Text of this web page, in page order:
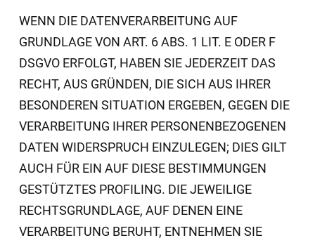
WENN DIE DATENVERARBEITUNG AUF
GRUNDLAGE VON ART. 6 ABS. 1 LIT. E ODER F
DSGVO ERFOLGT, HABEN SIE JEDERZEIT DAS
RECHT, AUS GRÜNDEN, DIE SICH AUS IHRER
BESONDEREN SITUATION ERGEBEN, GEGEN DIE
VERARBEITUNG IHRER PERSONENBEZOGENEN
DATEN WIDERSPRUCH EINZULEGEN; DIES GILT
AUCH FÜR EIN AUF DIESE BESTIMMUNGEN
GESTÜTZTES PROFILING. DIE JEWEILIGE
RECHTSGRUNDLAGE, AUF DENEN EINE
VERARBEITUNG BERUHT, ENTNEHMEN SIE